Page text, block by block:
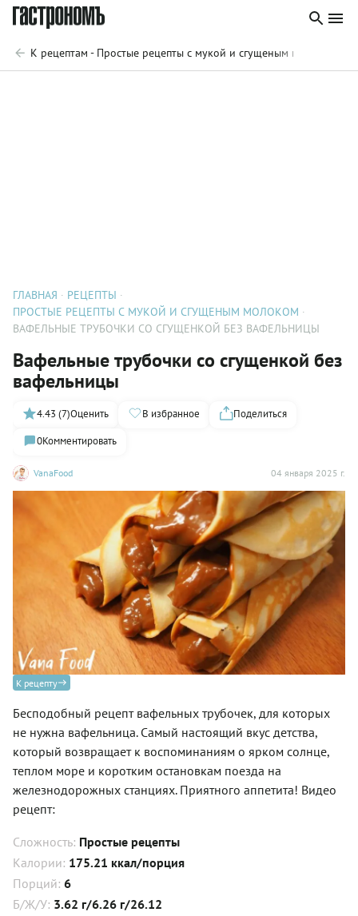
К рецептам - Простые рецепты с мукой и сгущеным молоком
ГЛАВНАЯ
РЕЦЕПТЫ
ПРОСТЫЕ РЕЦЕПТЫ С МУКОЙ И СГУЩЕНЫМ МОЛОКОМ
ВАФЕЛЬНЫЕ ТРУБОЧКИ СО СГУЩЕНКОЙ БЕЗ ВАФЕЛЬНИЦЫ
Вафельные трубочки со сгущенкой без
вафельницы
VanaFood 04 января 2025 г.
4.43 (7)Оценить В избранное
Поделиться
0Комментировать
К рецепту
Бесподобный рецепт вафельных трубочек, для которых
не нужна вафельница. Самый настоящий вкус детства,
который возвращает к воспоминаниям о ярком солнце,
теплом море и коротким остановкам поезда на
железнодорожных станциях. Приятного аппетита! Видео
рецепт:
Сложность: Простые рецепты
Калории: 175.21 ккал/порция
Порций: 6
Б/Ж/У: 3.62 г/6.26 г/26.12